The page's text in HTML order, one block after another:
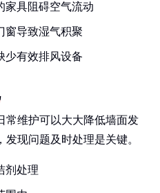
家具阻碍空气流动
窗导致湿气积聚
少有效排风设备
常维护可以大大降低墙面发
现问题及时处理是关键。
剂处理